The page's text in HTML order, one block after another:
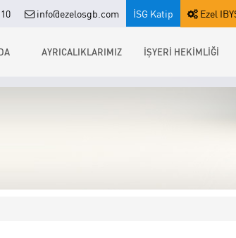
info@ezelosgb.com İSG Katip Ezel
AYRICALIKLARIMIZ İŞYERİ HEKİMLİĞİ